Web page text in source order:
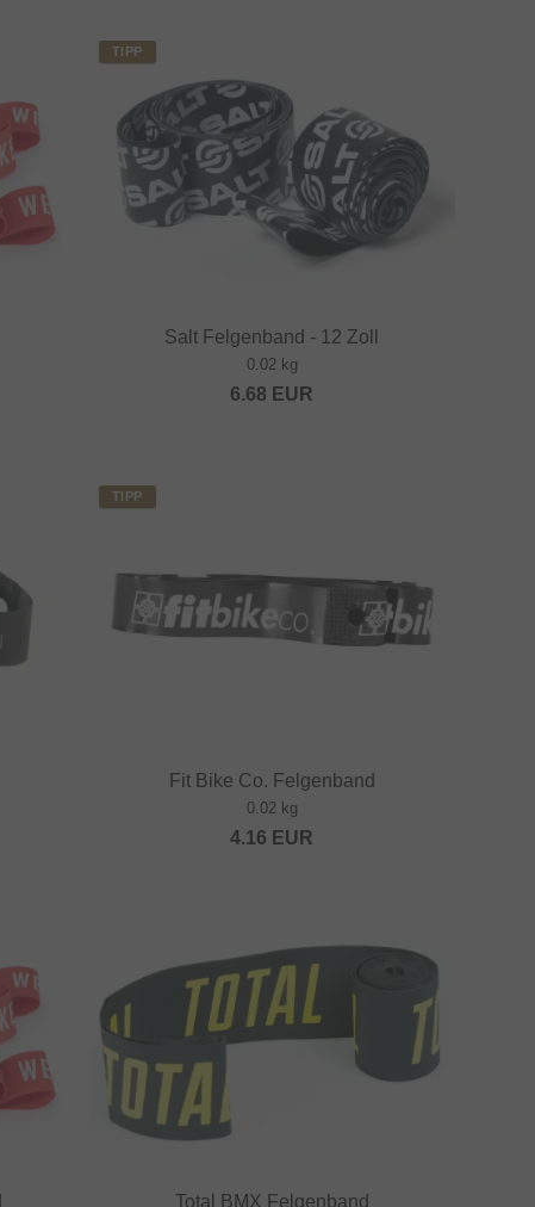
TIPP
Salt Felgenband - 12 Zoll
0.02 kg
6.68 EUR
TIPP
Fit Bike Co. Felgenband
0.02 kg
4.16 EUR
Total BMX Felgenband